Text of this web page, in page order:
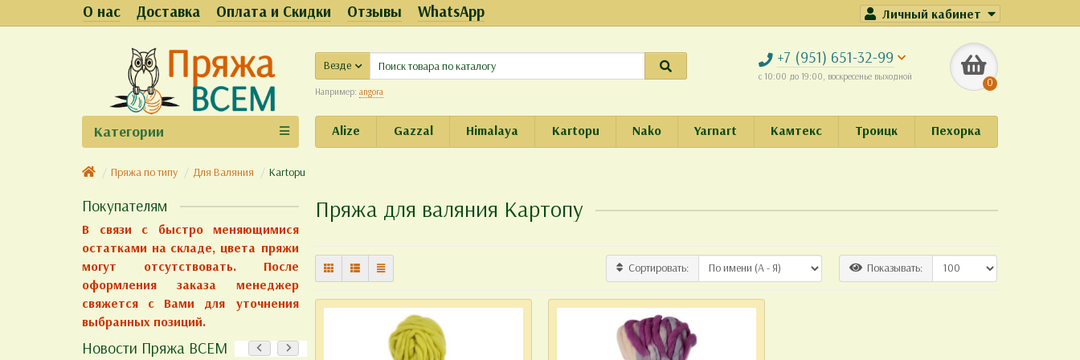
Личный кабинет
О нас Доставка Оплата и Скидки Отзывы WhatsApp
+7 (951) 651-32-99
с 10:00 до 19:00, воскресенье выходной 0
Везде
Например: angora
Alize Gazzal Himalaya Kartopu Nako Yarnart Камтекс Троицк Пехорка
Категории
Пряжа по типу Для Валяния Kartopu
Покупателям
В связи с быстро меняющимися
остатками на складе, цвета пряжи
могут отсутствовать. После
оформления заказа менеджер
свяжется с Вами для уточнения
выбранных позиций.
Новости Пряжа ВСЕМ
Пряжа для валяния Картопу
Сортировать: Показывать: